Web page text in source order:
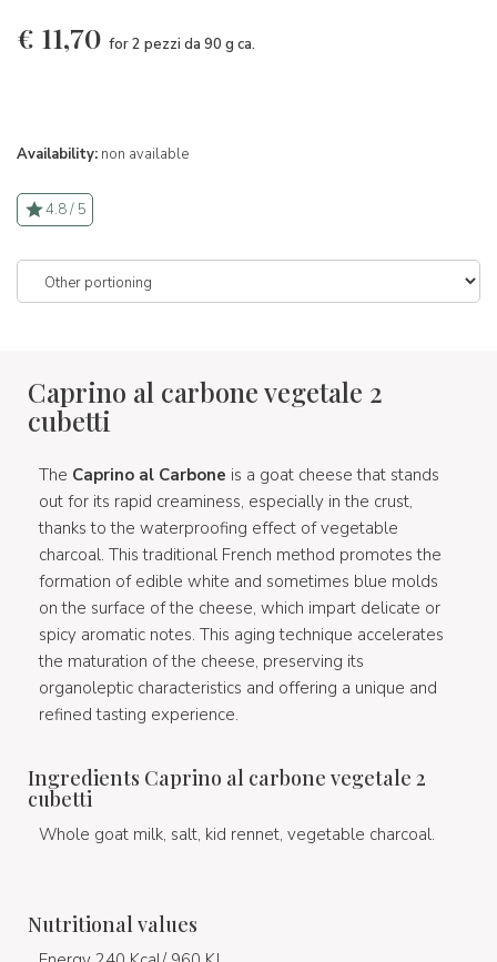
€ 11,70 for 2 pezzi da 90 g ca.
Availability: non available
4.8 / 5
Caprino al carbone vegetale 2
cubetti
The Caprino al Carbone is a goat cheese that stands
out for its rapid creaminess, especially in the crust,
thanks to the waterproofing effect of vegetable
charcoal. This traditional French method promotes the
formation of edible white and sometimes blue molds
on the surface of the cheese, which impart delicate or
spicy aromatic notes. This aging technique accelerates
the maturation of the cheese, preserving its
organoleptic characteristics and offering a unique and
refined tasting experience.
Ingredients Caprino al carbone vegetale 2
cubetti
Whole goat milk, salt, kid rennet, vegetable charcoal.
Nutritional values